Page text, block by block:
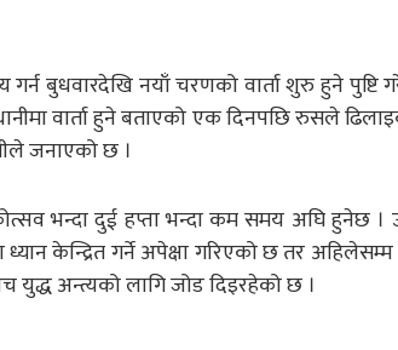
बुधवारदेखि नयाँ चरणको वार्ता शुरु हुने पुष्टि
वार्ता हुने बताएको एक दिनपछि रुसले
जनाएको छ ।
भन्दा दुई हप्ता भन्दा कम समय अघि हुनेछ
ध्यान केन्द्रित गर्ने अपेक्षा गरिएको छ तर
अन्त्यको लागि जोड दिइरहेको छ ।